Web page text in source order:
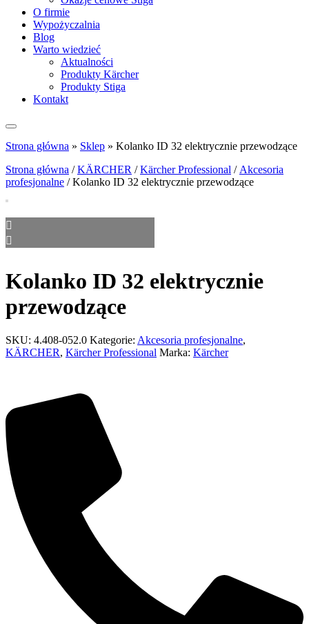
O firmie
Wypożyczalnia
Blog
Warto wiedzieć
Aktualności
Produkty Kärcher
Produkty Stiga
Kontakt
Strona główna » Sklep » Kolanko ID 32 elektrycznie przewodzące
Strona główna /KÄRCHER /Kärcher Professional / Akcesoria
profesjonalne / Kolanko ID 32 elektrycznie przewodzące
Kolanko ID 32 elektrycznie
przewodzące
SKU: 4.408-052.0 Kategorie: Akcesoria profesjonalne,
KÄRCHER, Kärcher Professional Marka: Kärcher